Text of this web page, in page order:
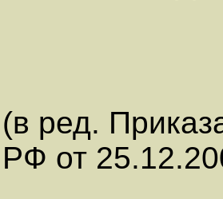
(в ред.
РФ от